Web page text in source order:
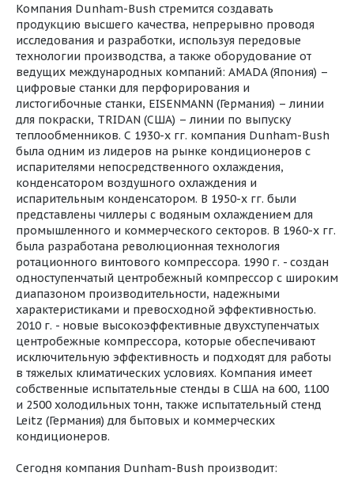
Компания Dunham-Bush стремится создавать
продукцию высшего качества, непрерывно проводя
исследования и разработки, используя передовые
технологии производства, а также оборудование от
ведущих международных компаний: AMADA (Япония) –
цифровые станки для перфорирования и
листогибочные станки, EISENMANN (Германия) – линии
для покраски, TRIDAN (США) – линии по выпуску
теплообменников. С 1930-х гг. компания Dunham-Bush
была одним из лидеров на рынке кондиционеров с
испарителями непосредственного охлаждения,
конденсатором воздушного охлаждения и
испарительным конденсатором. В 1950-х гг. были
представлены чиллеры с водяным охлаждением для
промышленного и коммерческого секторов. В 1960-х гг.
была разработана революционная технология
ротационного винтового компрессора. 1990 г. - создан
одноступенчатый центробежный компрессор с широким
диапазоном производительности, надежными
характеристиками и превосходной эффективностью.
2010 г. - новые высокоэффективные двухступенчатых
центробежные компрессора, которые обеспечивают
исключительную эффективность и подходят для работы
в тяжелых климатических условиях. Компания имеет
собственные испытательные стенды в США на 600, 1100
и 2500 холодильных тонн, также испытательный стенд
Leitz (Германия) для бытовых и коммерческих
кондиционеров.
Сегодня компания Dunham-Bush производит: